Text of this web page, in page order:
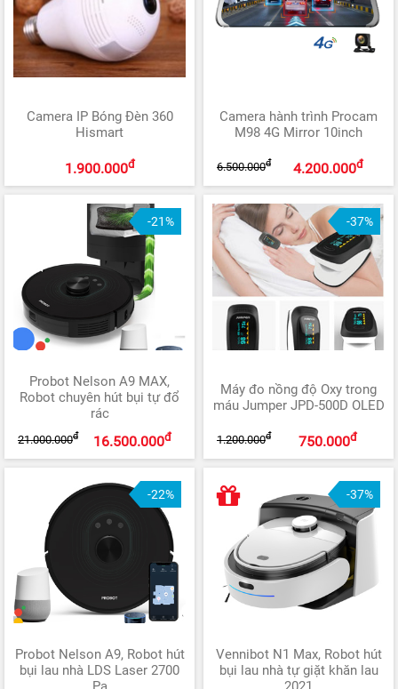
Camera IP Bóng Đèn 360
Hismart
1.900.000đ
Camera hành trình Procam
M98 4G Mirror 10inch
4.200.000đ
6.500.000đ
-21%
Probot Nelson A9 MAX,
Robot chuyên hút bụi tự đổ
rác
16.500.000đ
21.000.000đ
-37%
Máy đo nồng độ Oxy trong
máu Jumper JPD-500D OLED
750.000đ
1.200.000đ
-22%
Probot Nelson A9, Robot hút
bụi lau nhà LDS Laser 2700
-37%
Vennibot N1 Max, Robot hút
bụi lau nhà tự giặt khăn lau